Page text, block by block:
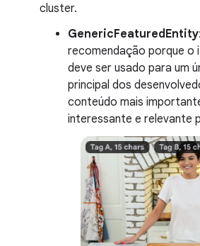
cluster.
GenericFeaturedEntity
recomendação porque o
deve ser usado para um
principal dos
conteúdo mais
interessante e relevante